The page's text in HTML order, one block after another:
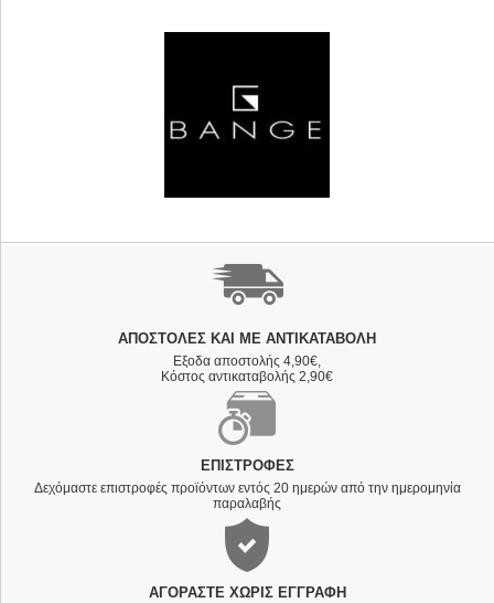
ΑΠΟΣΤΟΛΈΣ ΚΑΙ ΜΕ ΑΝΤΙΚΑΤΑΒΟΛΗ
Εξοδα αποστολής 4,90€,
Κόστος αντικαταβολής 2,90€
ΕΠΙΣΤΡΟΦΈΣ
Δεχόμαστε επιστροφές προϊόντων εντός 20 ημερών από την ημερομηνία
παραλαβής
ΑΓΟΡΆΣΤΕ ΧΩΡΊΣ ΕΓΓΡΑΦΉ